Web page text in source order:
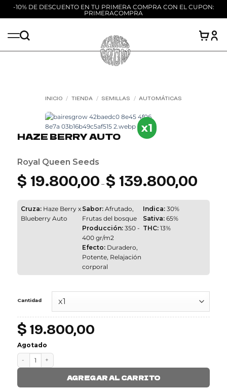
-10% DE DESCUENTO EN TU PRIMERA COMPRA CON EL CUPON:
PRIMERACOMPRA
contenido
INICIO / TIENDA / SEMILLAS / AUTOMÁTICAS
Add to
wishlist
x1
HAZE BERRY AUTO
Royal Queen Seeds
$ 19.800,00 – $ 139.800,00de
$
Cruza: Haze Berry x
Blueberry Auto
Sabor:Afrutado,
Frutas del bosque
Producción:350 -
400 gr/m2
Efecto:Duradero,
Potente, Relajación
corporal
Indica: 30%
Sativa: 65%
THC: 13%
Cantidad
$ 19.800,00
Agotado
HAZE BERRY AUTO cantidad
AGREGAR AL CARRITO